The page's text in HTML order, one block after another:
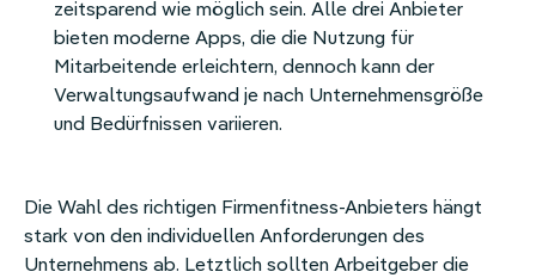
zeitsparend wie möglich sein. Alle drei Anbieter
bieten moderne Apps, die die Nutzung für
Mitarbeitende erleichtern, dennoch kann der
Verwaltungsaufwand je nach Unternehmensgröße
und Bedürfnissen variieren.
Die Wahl des richtigen Firmenfitness-Anbieters hängt
stark von den individuellen Anforderungen des
Unternehmens ab. Letztlich sollten Arbeitgeber die